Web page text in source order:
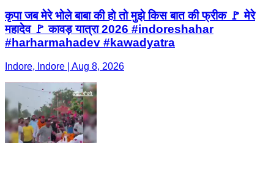
कृपा जब मेरे भोले बाबा की हो तो मुझे किस बात की फ्रीक 🚩 मेरे
महादेव 🚩 कावड़ यात्रा 2026 #indoreshahar
#harharmahadev #kawadyatra
Indore, Indore | Aug 8, 2026